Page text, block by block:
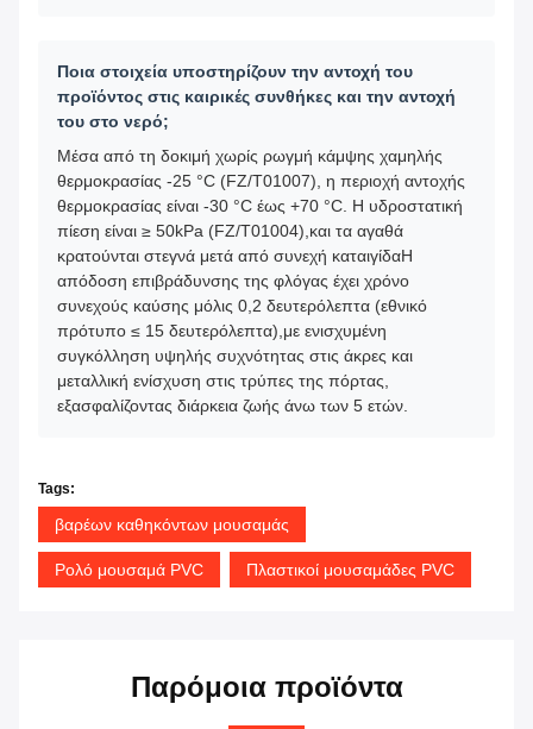
Ποια στοιχεία υποστηρίζουν την αντοχή του
προϊόντος στις καιρικές συνθήκες και την αντοχή
του στο νερό;
Μέσα από τη δοκιμή χωρίς ρωγμή κάμψης χαμηλής
θερμοκρασίας -25 °C (FZ/T01007), η περιοχή αντοχής
θερμοκρασίας είναι -30 °C έως +70 °C. Η υδροστατική
πίεση είναι ≥ 50kPa (FZ/T01004),και τα αγαθά
κρατούνται στεγνά μετά από συνεχή καταιγίδαΗ
απόδοση επιβράδυνσης της φλόγας έχει χρόνο
συνεχούς καύσης μόλις 0,2 δευτερόλεπτα (εθνικό
πρότυπο ≤ 15 δευτερόλεπτα),με ενισχυμένη
συγκόλληση υψηλής συχνότητας στις άκρες και
μεταλλική ενίσχυση στις τρύπες της πόρτας,
εξασφαλίζοντας διάρκεια ζωής άνω των 5 ετών.
Tags:
βαρέων καθηκόντων μουσαμάς
Ρολό μουσαμά PVC Πλαστικοί μουσαμάδες PVC
Παρόμοια προϊόντα